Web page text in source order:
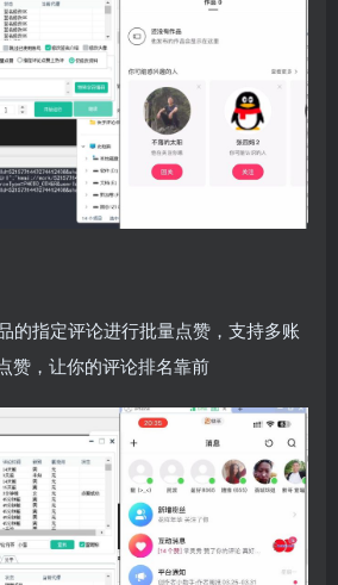
的指定评论进行批量点赞，支持多账
赞，让你的评论排名靠前